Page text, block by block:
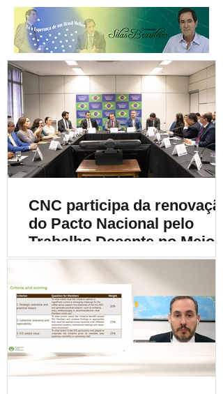
CNC participa da renovação
do Pacto Nacional pelo
Trabalho Decente no Meio
Rural e destaca a
importância da
sustentabilidade social na
cafeicultura